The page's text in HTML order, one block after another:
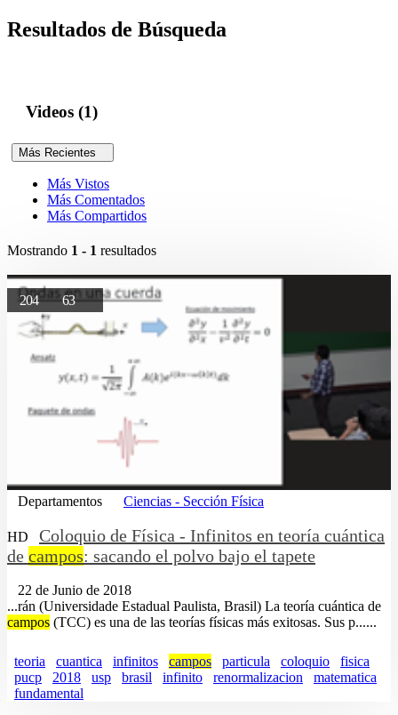
Resultados de Búsqueda
Videos (1)
Más Recientes
Más Vistos
Más Comentados
Más Compartidos
Mostrando 1 - 1 resultados
20463
Departamentos Ciencias - Sección Física
HD
Coloquio de Física - Infinitos en teoría cuántica
de campos: sacando el polvo bajo el tapete
22 de Junio de 2018
...rán (Universidade Estadual Paulista, Brasil) La teoría cuántica de
campos (TCC) es una de las teorías físicas más exitosas. Sus p......
teoria cuantica infinitos campos particula coloquio
fisica
pucp
2018 usp brasil infinito renormalizacion
matematica
fundamental